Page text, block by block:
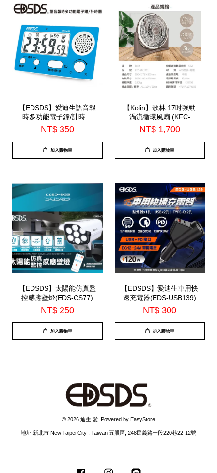
【EDSDS】愛迪生語音報
時多功能電子鐘/計時器
(EDS-A56)
NT$ 350
加入購物車
【Kolin】歌林 17吋強勁
渦流循環風扇 (KFC-
MN1721)
NT$ 1,700
加入購物車
【EDSDS】太陽能仿真監
控感應壁燈(EDS-CS77)
NT$ 250
加入購物車
【EDSDS】愛迪生車用快
速充電器(EDS-USB139)
NT$ 300
加入購物車
© 2026 迪生 愛. Powered by EasyStore
地址:新北市 New Taipei City , Taiwan 五股區, 248民義路一段220巷22-12號
Facebook Instagram